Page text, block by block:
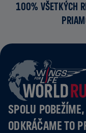
100% VŠETKÝCH
SPOLU
ODKRÁČAME TO